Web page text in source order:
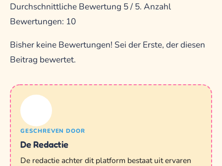
Durchschnittliche Bewertung 5/ 5. Anzahl
Bewertungen: 10
Bisher keine Bewertungen! Sei der Erste, der diesen
Beitrag bewertet.
GESCHREVEN DOOR
De Redactie
De redactie achter dit platform bestaat uit ervaren